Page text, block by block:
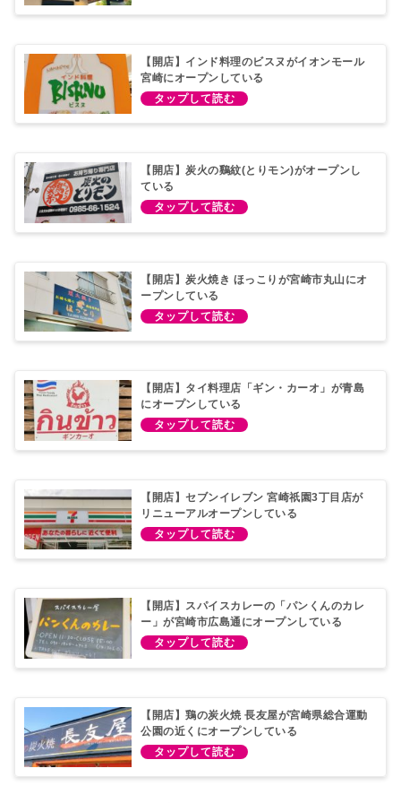
【開店】インド料理のビスヌがイオンモール
宮崎にオープンしている
【開店】炭火の鷄紋(とりモン)がオープンし
ている
【開店】炭火焼き ほっこりが宮崎市丸山にオ
ープンしている
【開店】タイ料理店「ギン・カーオ」が青島
にオープンしている
【開店】セブンイレブン 宮崎祇園3丁目店が
リニューアルオープンしている
【開店】スパイスカレーの「パンくんのカレ
ー」が宮崎市広島通にオープンしている
【開店】鶏の炭火焼 長友屋が宮崎県総合運動
公園の近くにオープンしている